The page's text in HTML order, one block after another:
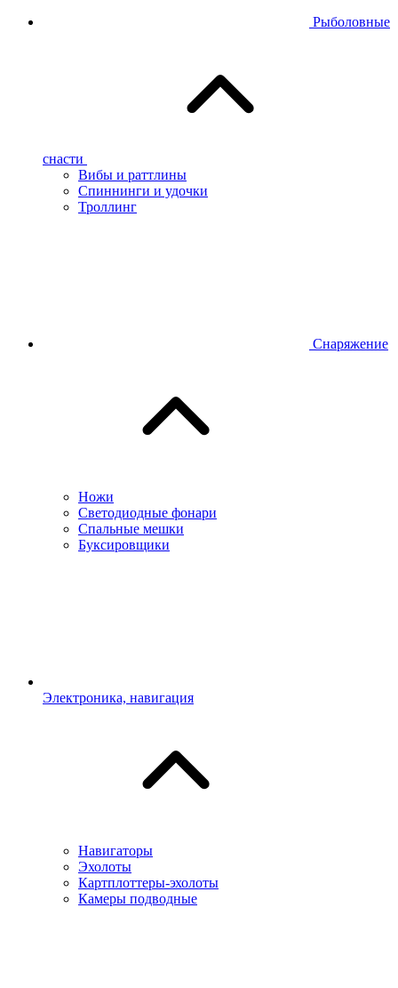
Рыболовные
снасти
Вибы и раттлины
Спиннинги и удочки
Троллинг
Снаряжение
Ножи
Светодиодные фонари
Спальные мешки
Буксировщики
Электроника, навигация
Навигаторы
Эхолоты
Картплоттеры-эхолоты
Камеры подводные